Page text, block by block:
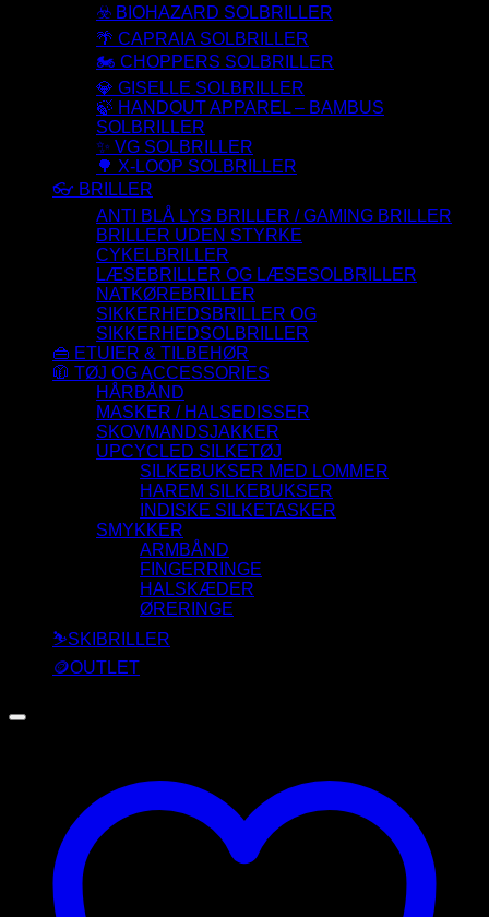
☣️ BIOHAZARD SOLBRILLER
🌴 CAPRAIA SOLBRILLER
🏍️ CHOPPERS SOLBRILLER
💎 GISELLE SOLBRILLER
🍃 HANDOUT APPAREL – BAMBUS
SOLBRILLER
✨ VG SOLBRILLER
🌳 X-LOOP SOLBRILLER
👓 BRILLER
ANTI BLÅ LYS BRILLER / GAMING BRILLER
BRILLER UDEN STYRKE
CYKELBRILLER
LÆSEBRILLER OG LÆSESOLBRILLER
NATKØREBRILLER
SIKKERHEDSBRILLER OG
SIKKERHEDSOLBRILLER
👜 ETUIER & TILBEHØR
🧥 TØJ OG ACCESSORIES
HÅRBÅND
MASKER / HALSEDISSER
SKOVMANDSJAKKER
UPCYCLED SILKETØJ
SILKEBUKSER MED LOMMER
HAREM SILKEBUKSER
INDISKE SILKETASKER
SMYKKER
ARMBÅND
FINGERRINGE
HALSKÆDER
ØRERINGE
⛷️SKIBRILLER
🪙OUTLET